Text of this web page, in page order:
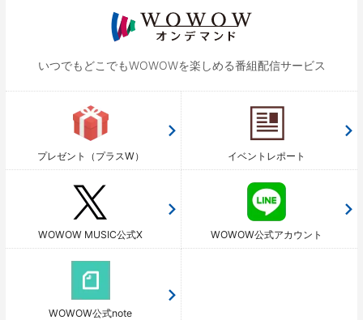
いつでもどこでもWOWOWを楽しめる番組配信サービス
プレゼント（プラスW） イベントレポート
WOWOW MUSIC公式X WOWOW公式アカウント
WOWOW公式note